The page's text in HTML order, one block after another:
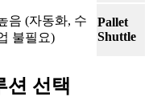
음 (자동화, 수
불필요)
Pallet
Shuttle
션 선택